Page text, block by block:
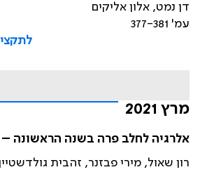
דן נמט, אלון אליקים
עמ' 377-381
מרץ 2021
אלרגיה לחלב פרה בשנה הראשונה –
רון שאול, מירי פבזנר, זהבית